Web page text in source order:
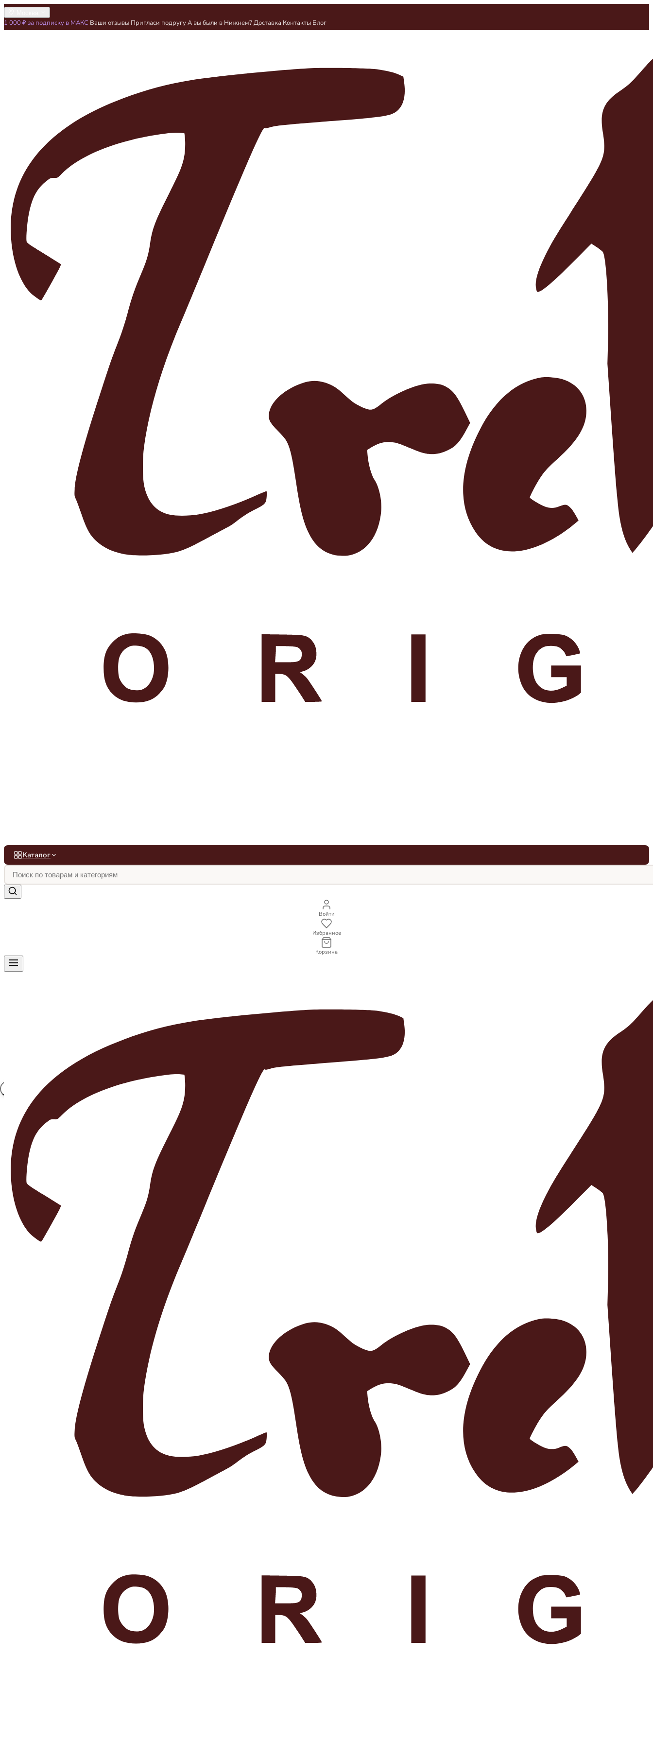
1 000 ₽ за подписку в МАКС Ваши отзывы Пригласи подругуА вы были в Нижнем?Доставка Контакты Блог
Каталог
Войти
Избранное
Корзина